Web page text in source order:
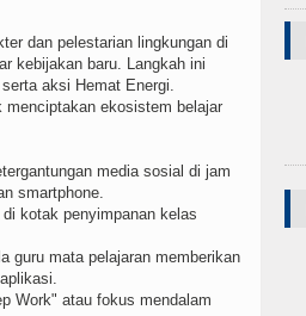
dan pelestarian lingkungan di
kebijakan baru. Langkah ini
aksi Hemat Energi.
menciptakan ekosistem belajar
media sosial di jam
smartphone.
kotak penyimpanan kelas
guru mata pelajaran memberikan
Work" atau fokus mendalam